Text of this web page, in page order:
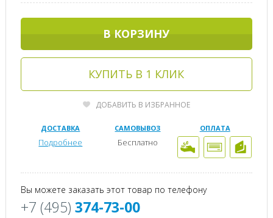
В КОРЗИНУ
КУПИТЬ В 1 КЛИК
ДОБАВИТЬ В ИЗБРАННОЕ
ДОСТАВКА
Подробнее
САМОВЫВОЗ
Бесплатно
ОПЛАТА
Вы можете заказать этот товар по телефону
+7 (495) 374-73-00